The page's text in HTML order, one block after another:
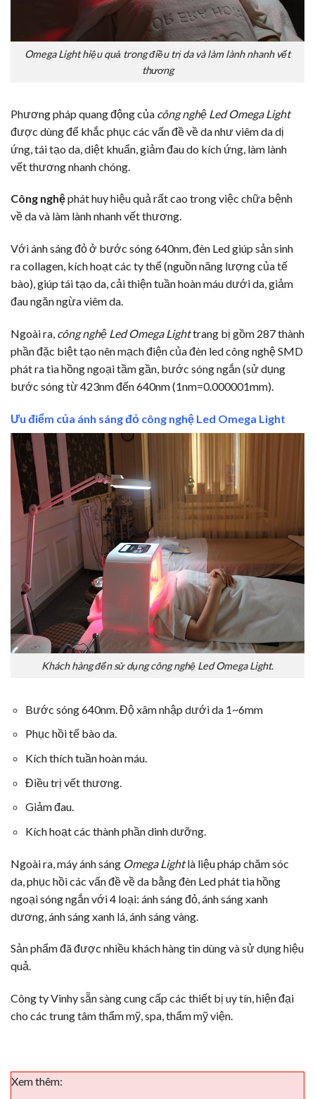
Omega Light hiệu quả trong điều trị da và làm lành nhanh vết
thương
Phương pháp quang động của công nghệ Led Omega Light
được dùng để khắc phục các vấn đề về da như viêm da dị
ứng, tái tạo da, diệt khuẩn, giảm đau do kích ứng, làm lành
vết thương nhanh chóng.
Công nghệphát huy hiệu quả rất cao trong việc chữa bệnh
về da và làm lành nhanh vết thương.
Với ánh sáng đỏ ở bước sóng 640nm, đèn Led giúp sản sinh
ra collagen, kích hoạt các ty thể (nguồn năng lượng của tế
bào), giúp tái tạo da, cải thiện tuần hoàn máu dưới da, giảm
đau ngăn ngừa viêm da.
Ngoài ra, công nghệ Led Omega Lighttrang bị gồm 287 thành
phần đặc biệt tạo nên mạch điện của đèn led công nghệ SMD
phát ra tia hồng ngoại tầm gần, bước sóng ngắn (sử dụng
bước sóng từ 423nm đến 640nm (1nm=0.000001mm).
Ưu điểm của ánh sáng đỏ công nghệ Led Omega Light
Khách hàng đến sử dụng công nghệ Led Omega Light.
Bước sóng 640nm. Độ xâm nhập dưới da 1~6mm
Phục hồi tế bào da.
Kích thích tuần hoàn máu.
Điều trị vết thương.
Giảm đau.
Kích hoạt các thành phần dinh dưỡng.
Ngoài ra, máy ánh sáng Omega Lightlà liệu pháp chăm sóc
da, phục hồi các vấn đề về da bằng đèn Led phát tia hồng
ngoại sóng ngắn với 4 loại: ánh sáng đỏ, ánh sáng xanh
dương, ánh sáng xanh lá, ánh sáng vàng.
Sản phẩm đã được nhiều khách hàng tin dùng và sử dụng hiệu
quả.
Công ty Vinhy sẵn sàngcung cấp các thiết bị uy tín, hiện đại
cho các trung tâm thẩm mỹ, spa, thẩm mỹ viện.
Xem thêm: